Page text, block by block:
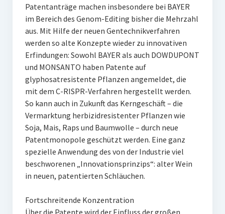
Patentanträge machen insbesondere bei BAYER
im Bereich des Genom-Editing bisher die Mehrzahl
aus. Mit Hilfe der neuen Gentechnikverfahren
werden so alte Konzepte wieder zu innovativen
Erfindungen: Sowohl BAYER als auch DOWDUPONT
und MONSANTO haben Patente auf
glyphosatresistente Pflanzen angemeldet, die
mit dem C-RISPR-Verfahren hergestellt werden.
So kann auch in Zukunft das Kerngeschäft – die
Vermarktung herbizidresistenter Pflanzen wie
Soja, Mais, Raps und Baumwolle – durch neue
Patentmonopole geschützt werden. Eine ganz
spezielle Anwendung des von der Industrie viel
beschworenen „Innovationsprinzips“: alter Wein
in neuen, patentierten Schläuchen.
Fortschreitende Konzentration
Über die Patente wird der Einfluss der großen